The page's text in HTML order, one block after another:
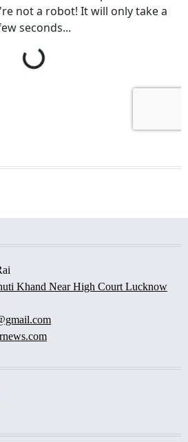
Khand Near High Court Lucknow